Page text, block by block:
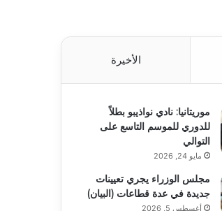
الأخيرة
موريتانيا: نادي نواذيبو بطلاً
للدوري للموسم التاسع على
التوالي
مايو 24, 2026
مجلس الوزراء يجري تعيينات
جديدة في عدة قطاعات (البيان)
أغسطس 5, 2026